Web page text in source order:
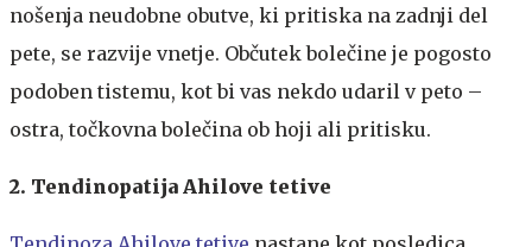
nošenja neudobne obutve, ki pritiska na zadnji del
pete, se razvije vnetje. Občutek bolečine je pogosto
podoben tistemu, kot bi vas nekdo udaril v peto –
ostra, točkovna bolečina ob hoji ali pritisku.
2. Tendinopatija Ahilove tetive